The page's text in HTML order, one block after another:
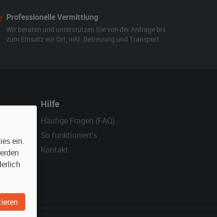
Professionelle Vermittlung
Wir beraten und unterstützen Sie von der Anfrage bis
zum Einsatz vor Ort, inkl. Betreuung und Transport.
Hilfe
Häufige Fragen (FAQ)
So funktioniert's
Kontakt
ein.